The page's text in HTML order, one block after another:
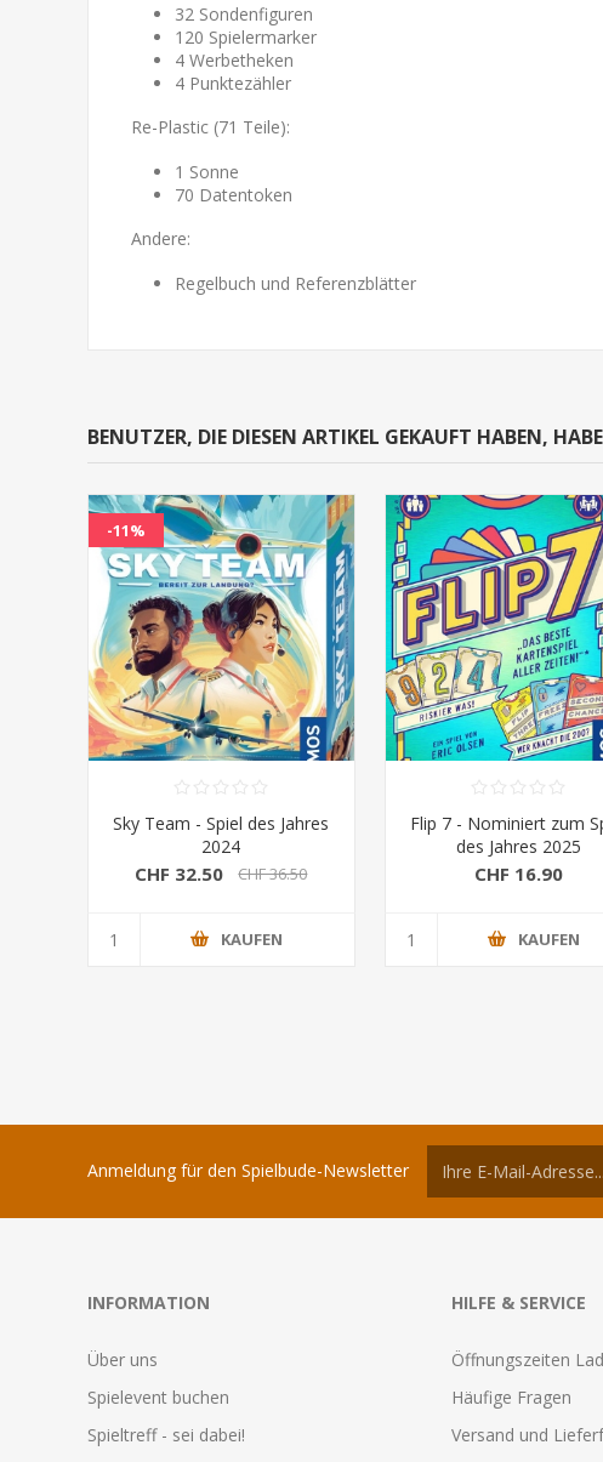
32 Sondenfiguren
120 Spielermarker
4 Werbetheken
4 Punktezähler
Re-Plastic (71 Teile):
1 Sonne
70 Datentoken
Andere:
Regelbuch und Referenzblätter
BENUTZER, DIE DIESEN ARTIKEL GEKAUFT HABEN,
-11%
Sky Team - Spiel des Jahres
2024
CHF 32.50 CHF 36.50
KAUFEN
Flip 7 - Nominiert zum
des Jahres 2025
CHF 16.90
KAUFEN
Anmeldung für den Spielbude-Newsletter
INFORMATION
Über uns
Spielevent buchen
Spieltreff - sei dabei!
HILFE & SERVICE
Öffnungszeiten
Häufige Fragen
Versand und